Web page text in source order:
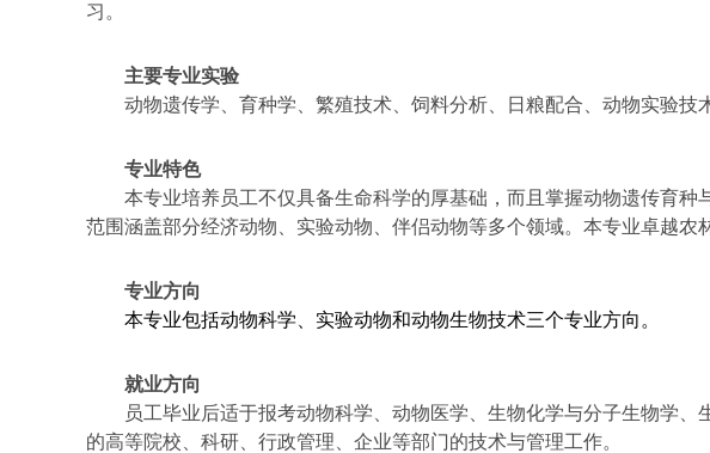
习。
主要专业实验
动物遗传学、育种学、繁殖技术、饲料分析、日粮配合、动物实验
专业特色
本专业培养员工不仅具备生命科学的厚基础，而且掌握动物遗传育
范围涵盖部分经济动物、实验动物、伴侣动物等多个领域。本专业卓越
专业方向
本专业包括动物科学、实验动物和动物生物技术三个专业方向。
就业方向
员工毕业后适于报考动物科学、动物医学、生物化学与分子生物学
的高等院校、科研、行政管理、企业等部门的技术与管理工作。